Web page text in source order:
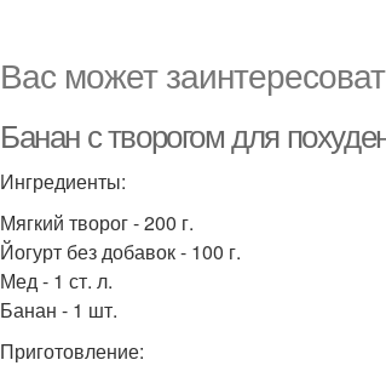
Вас может
Банан с творогом для
Ингредиенты:
Мягкий творог - 200 г.
Йогурт без добавок - 100 г.
Мед - 1 ст. л.
Банан - 1 шт.
Приготовление: